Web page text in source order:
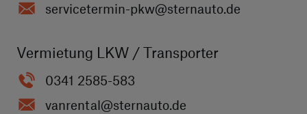
servicetermin-pkw@sternauto.de
Vermietung LKW / Transporter
0341 2585-583
vanrental@sternauto.de